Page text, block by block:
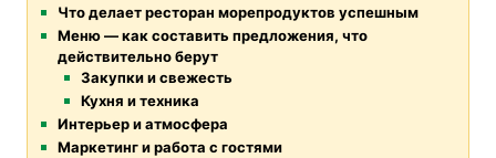
Что делает ресторан морепродуктов успешным
Меню — как составить предложения, что
действительно берут
Закупки и свежесть
Кухня и техника
Интерьер и атмосфера
Маркетинг и работа с гостями